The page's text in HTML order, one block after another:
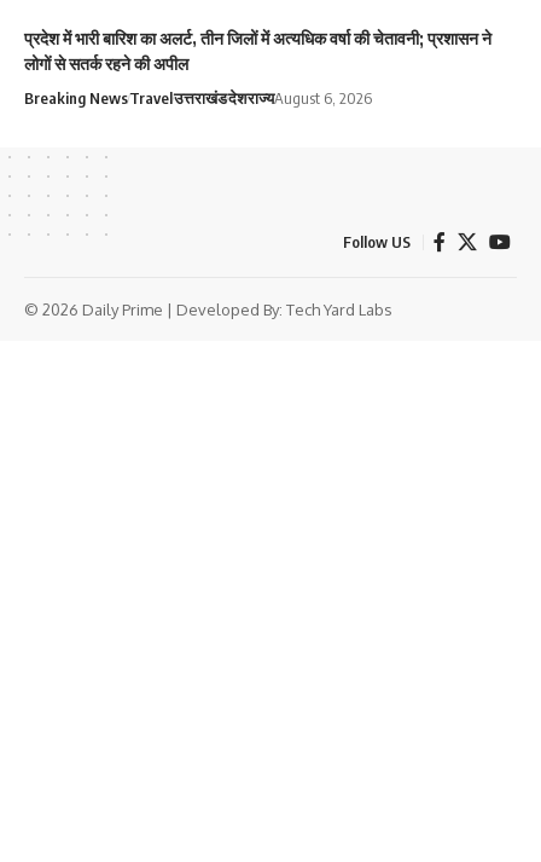
प्रदेश में भारी बारिश का अलर्ट, तीन जिलों में अत्यधिक वर्षा की चेतावनी; प्रशासन ने
लोगों से सतर्क रहने की अपील
Breaking NewsTravelउत्तराखंडदेशराज्यAugust 6, 2026
Follow US
© 2026 Daily Prime | Developed By: Tech Yard Labs